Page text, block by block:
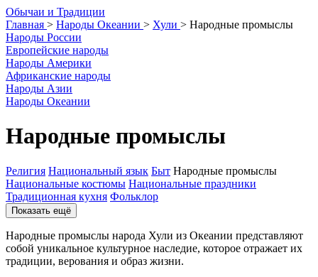
Обычаи и Традиции
Главная > Народы Океании > Хули > Народные промыслы
Народы России
Европейские народы
Народы Америки
Африканские народы
Народы Азии
Народы Океании
Народные промыслы
Религия Национальный язык Быт Народные промыслы
Национальные костюмы Национальные праздники
Традиционная кухня Фольклор
Показать ещё
Народные промыслы народа Хули из Океании представляют
собой уникальное культурное наследие, которое отражает их
традиции, верования и образ жизни.